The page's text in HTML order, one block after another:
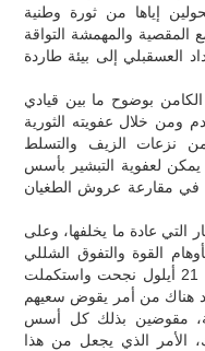
من أيلول/ سبتمبر 2014، محولين إياها من ثورة وطنية
والمهمشة التواقة
العسقبلي إلى بيئة طاردة
بوضوح ما بين قيادي
ومن خلال عفويته الثورية
من نزعات الزيف والتسلط
يمكن لعفوية التبشير بأسس
في مقارعة عروش الطغيان
التي عادة ما يخلفها، وعلى
القوة والتفوق الشللي
المستند إلى تفسيرهم الضال في أن ثورة 21 أيلول نجحت واستكملت
هناك من أمر يقوض سعيهم
مقوضين بذلك كل أسس
الأمر الذي يجعل من هذا